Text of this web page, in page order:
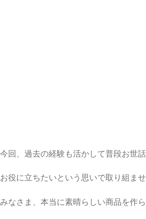
今回、過去の経験も活かして普段お世
お役に立ちたいという思いで取り組ま
みなさま、本当に素晴らしい商品を作ら